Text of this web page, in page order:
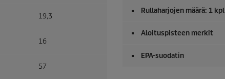
19,3
16
57
Rullaharjojen määrä: 1 kpl
Aloituspisteen merkit
EPA-suodatin